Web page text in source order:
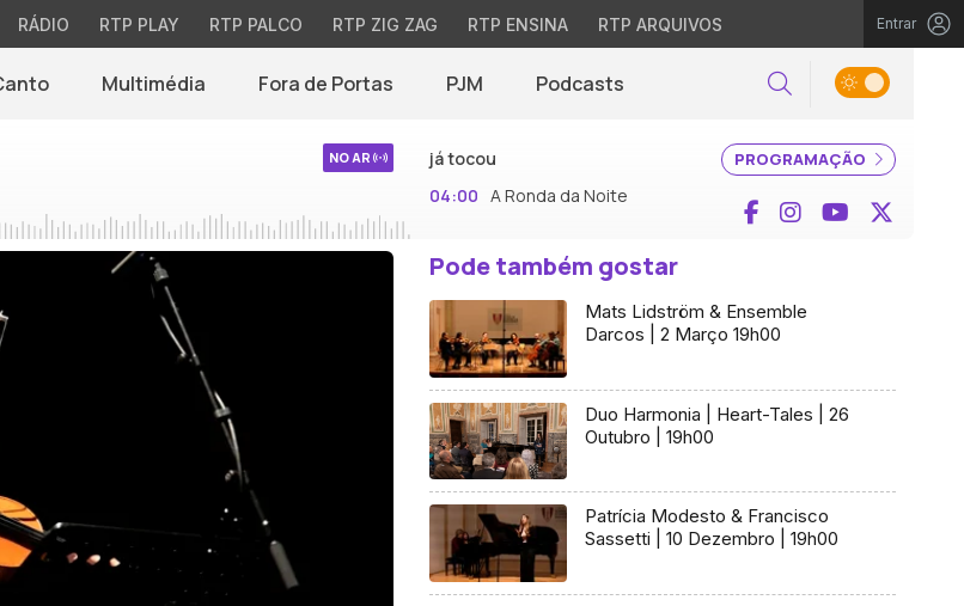
RÁDIO RTP PLAY RTP PALCO RTP ZIG ZAG RTP ENSINA RTP ARQUIVOS Entrar
Multimédia Fora de Portas PJM Podcasts Pesquisar
NO AR PROGRAMAÇÃO
já tocou
04:00 A Ronda da Noite Facebook
InstagramYouTube
Pode também gostar
Mats Lidström & Ensemble
Darcos | 2 Março 19h00
Duo Harmonia | Heart-Tales | 26
Outubro | 19h00
Patrícia Modesto & Francisco
Sassetti | 10 Dezembro | 19h00